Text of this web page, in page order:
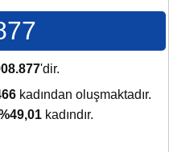
'dir.
kadından oluşmaktadır.
kadındır.